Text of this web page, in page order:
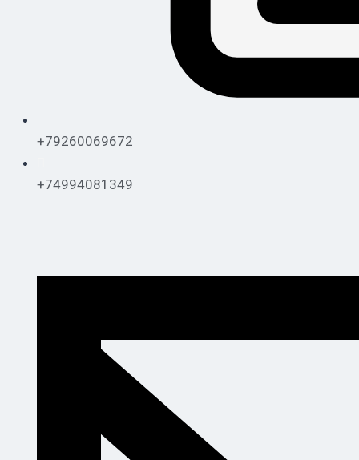
+79260069672
+74994081349